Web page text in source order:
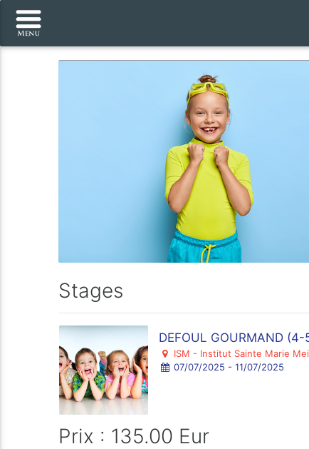
Stages
DEFOUL GOURMAND (4-
ISM - Institut Sainte Marie
07/07/2025 - 11/07/2025
Prix : 135.00 Eur